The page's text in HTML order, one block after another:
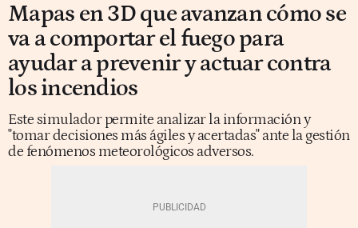
Mapas en 3D que avanzan cómo se
va a comportar el fuego para
ayudar a prevenir y actuar contra
los incendios
Este simulador permite analizar la información y
"tomar decisiones más ágiles y acertadas" ante la gestión
de fenómenos meteorológicos adversos.